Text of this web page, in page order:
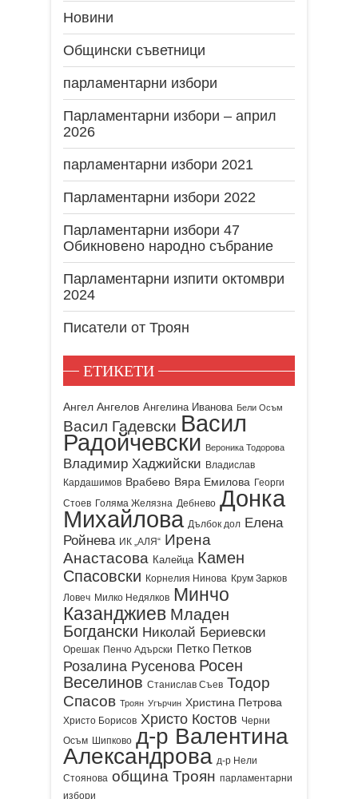
Новини
Общински съветници
парламентарни избори
Парламентарни избори – април
2026
парламентарни избори 2021
Парламентарни избори 2022
Парламентарни избори 47
Обикновено народно събрание
Парламентарни изпити октомври
2024
Писатели от Троян
ЕТИКЕТИ
Ангел Ангелов Ангелина Иванова Бели Осъм
Васил Гадевски Васил
Радойчевски Вероника Тодорова
Владимир Хаджийски Владислав
Кардашимов Врабево Вяра Емилова Георги
Стоев Голяма Желязна Дебнево Донка
Михайлова Дълбок дол Елена
Ройнева ИК „АЛЯ“ Ирена
Анастасова Калейца Камен
Спасовски Корнелия Нинова Крум Зарков
Ловеч Милко Недялков Минчо
Казанджиев Младен
Богдански Николай Бериевски
Орешак Пенчо Адърски Петко Петков
Розалина Русенова Росен
Веселинов Станислав Съев Тодор
Спасов Троян Угърчин Христина Петрова
Христо Борисов Христо Костов Черни
Осъм
Шипково д-р Валентина
Александрова д-р Нели
Стоянова община Троян парламентарни
избори